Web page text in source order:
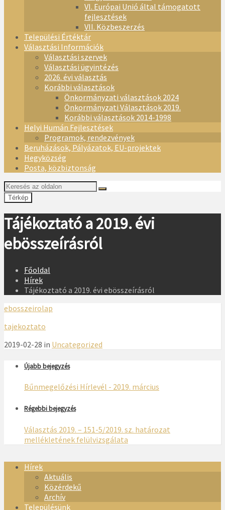
VI. Európai Unió által támogatott
fejlesztések
VII. Közbeszerzés
Települési Értéktár
Választási Információk
Választási szervek
Választási ügyintézés
2026. évi választás
Korábbi választások
Önkormányzati választások 2024
Önkormányzati Választások 2019.
Korábbi választások 2014-1998
Helyi Humán Fejlesztések
Programok, rendezvények
Beruházások, Pályázatok, EU-projektek
Hegyközség
Posta, közbiztonság
Térkép
Tájékoztató a 2019. évi
ebösszeírásról
Főoldal
Hírek
Tájékoztató a 2019. évi ebösszeírásról
ebosszeirolap
tajekoztato
2019-02-28 in Uncategorized
Újabb bejegyzés
Bűnmegelőzési Hírlevél - 2019. március
Régebbi bejegyzés
Választás 2019. – 151-5/2019. sz. határozat
mellékletének felülvizsgálata
Hírek
Aktuális
Közérdekű
Archív
Településünk